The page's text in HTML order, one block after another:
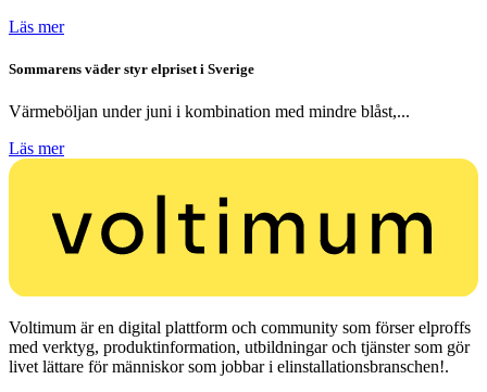
Läs mer
Sommarens väder styr elpriset i Sverige
Värmeböljan under juni i kombination med mindre blåst,...
Läs mer
Voltimum är en digital plattform och community som förser elproffs
med verktyg, produktinformation, utbildningar och tjänster som gör
livet lättare för människor som jobbar i elinstallationsbranschen!.